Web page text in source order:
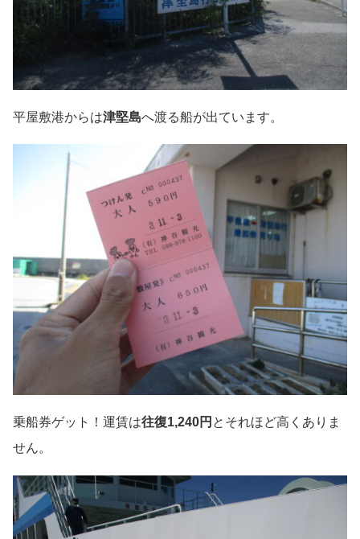
平屋敷港からは津堅島へ渡る船が出ています。
乗船券ゲット！運賃は往復1,240円 とそれほど高くありま
せん。